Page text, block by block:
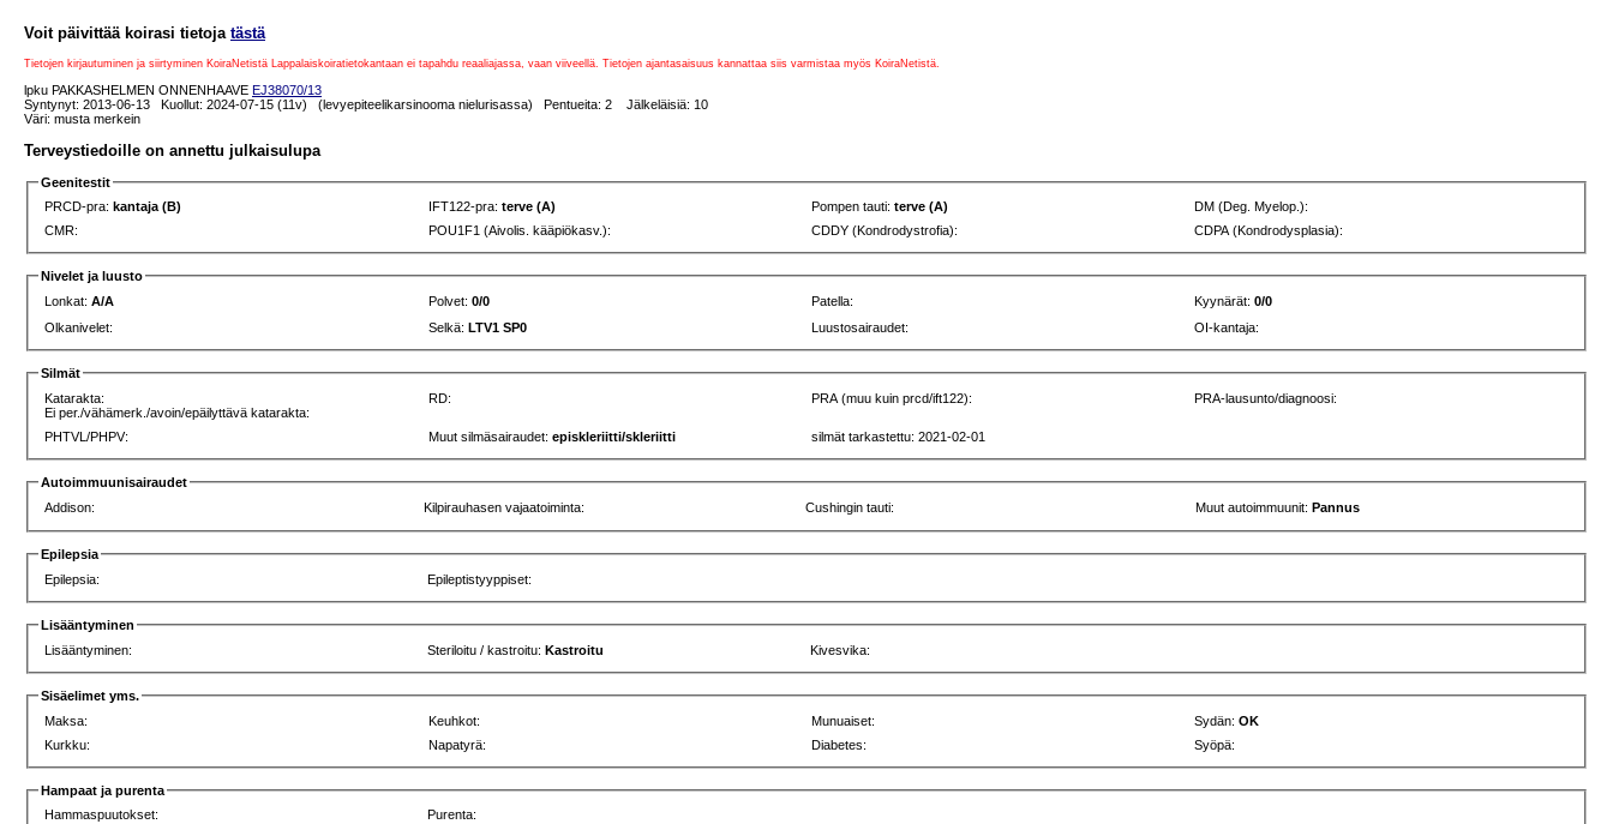
Voit päivittää koirasi tietoja tästä
Tietojen kirjautuminen ja siirtyminen KoiraNetistä Lappalaiskoiratietokantaan ei tapahdu reaaliajassa, vaan viiveellä. Tietojen ajantasaisuus kannattaa siis varmistaa myös KoiraNetistä.
lpku PAKKASHELMEN ONNENHAAVE EJ38070/13
Syntynyt: 2013-06-13 Kuollut: 2024-07-15 (11v) (levyepiteelikarsinooma nielurisassa) Pentueita: 2 Jälkeläisiä: 10
Väri: musta merkein
Terveystiedoille on annettu julkaisulupa
Geenitestit
PRCD-pra: kantaja (B) IFT122-pra:terve (A) Pompen tauti:terve (A)
DM (Deg. Myelop.):
CMR:
POU1F1 (Aivolis. kääpiökasv.): CDDY (Kondrodystrofia): CDPA (Kondrodysplasia):
Nivelet ja luusto
Lonkat:A/A Polvet:0/0 Patella: Kyynärät:0/0
Olkanivelet:
Selkä:LTV1 SP0 Luustosairaudet: OI-kantaja:
Silmät
Katarakta:
Ei per./vähämerk./avoin/epäilyttävä katarakta:
RD: PRA (muu kuin prcd/ift122): PRA-lausunto/diagnoosi:
PHTVL/PHPV: Muut silmäsairaudet:episkleriitti/skleriitti silmät tarkastettu: 2021-02-01
Autoimmuunisairaudet
Addison:
Kilpirauhasen vajaatoiminta: Cushingin tauti: Muut autoimmuunit:Pannus
Epilepsia
Epilepsia:
Epileptistyyppiset:
Lisääntyminen
Lisääntyminen:
Steriloitu / kastroitu:Kastroitu Kivesvika:
Sisäelimet yms.
Maksa:
Keuhkot: Munuaiset: Sydän:OK
Kurkku:
Napatyrä: Diabetes: Syöpä:
Hampaat ja purenta
Hammaspuutokset:
Purenta: